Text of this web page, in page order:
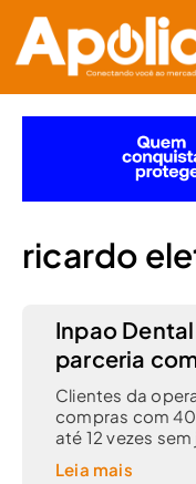
ricardo
Inpao
parceria
Clientes da
compras com
até 12 vezes sem
Leia mais